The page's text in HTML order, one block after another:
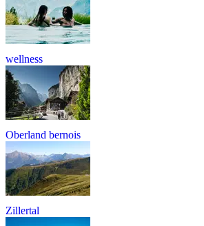
wellness
Oberland bernois
Zillertal